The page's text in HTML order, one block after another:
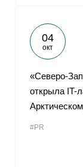
04
окт
«Северо-
открыла IT-
#PR